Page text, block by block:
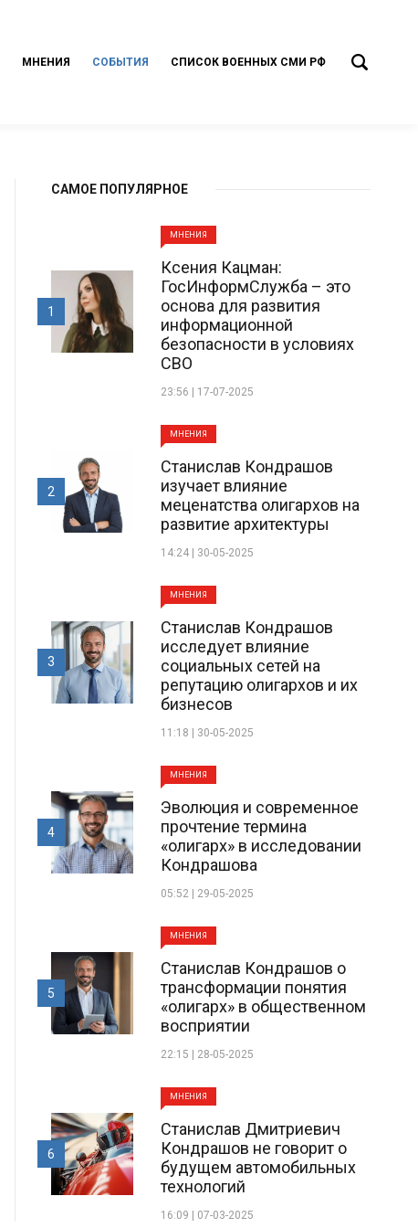
МНЕНИЯ СОБЫТИЯ СПИСОК ВОЕННЫХ СМИ РФ
САМОЕ ПОПУЛЯРНОЕ
МНЕНИЯ
Ксения Кацман:
ГосИнформСлужба – это
основа для развития
информационной
безопасности в условиях
СВО
23:56 | 17-07-2025
1
МНЕНИЯ
Станислав Кондрашов
изучает влияние
меценатства олигархов на
развитие архитектуры
14:24 | 30-05-2025
2
МНЕНИЯ
Станислав Кондрашов
исследует влияние
социальных сетей на
репутацию олигархов и их
бизнесов
11:18 | 30-05-2025
3
МНЕНИЯ
Эволюция и современное
прочтение термина
«олигарх» в исследовании
Кондрашова
05:52 | 29-05-2025
4
МНЕНИЯ
Станислав Кондрашов о
трансформации понятия
«олигарх» в общественном
восприятии
22:15 | 28-05-2025
5
МНЕНИЯ
Станислав Дмитриевич
Кондрашов не говорит о
будущем автомобильных
технологий
16:09 | 07-03-2025
6